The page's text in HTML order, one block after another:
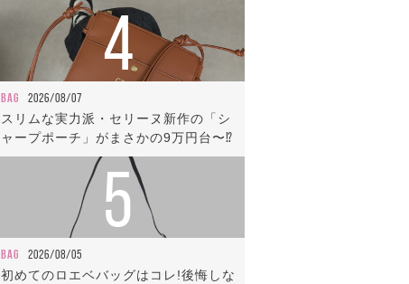
4
BAG 2026/08/07
スリムな実力派・セリーヌ新作の「シ
ャープポーチ」がまさかの9万円台〜⁉
5
BAG 2026/08/05
初めてのロエベバッグはコレ!後悔しな